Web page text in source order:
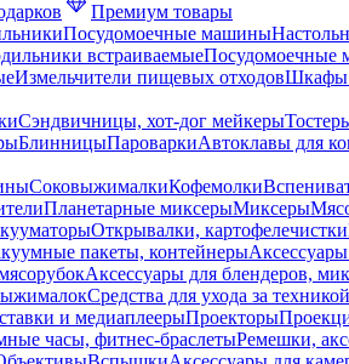
Премиум товары
Посудомоечные машины
встраиваемыеПосудомоечные
Измельчители пищевых отходовШкафы
Сэндвичницы, хот-дог мейкеры
БлинницыПароваркиАвтоклавы для
СоковыжималкиКофемолки
Планетарные миксерыМиксеры
Открывалки, картофелечистки
пакеты, контейнеры
Аксессуары для блендеров,
Средства для ухода за техникой
и медиаплеерыПроекторы
часы, фитнес-браслетыРемешки,